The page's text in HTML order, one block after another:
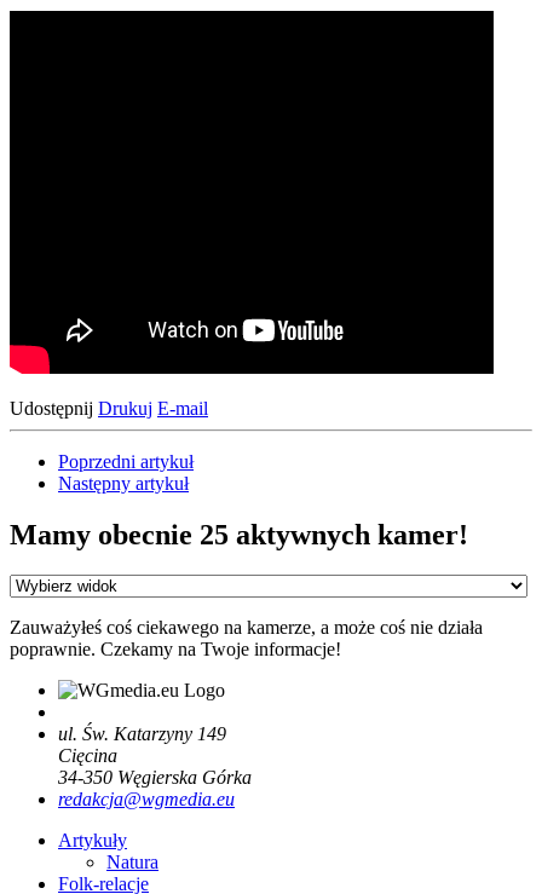
Udostępnij Drukuj E-mail
Poprzedni artykuł
Następny artykuł
Mamy obecnie 25 aktywnych kamer!
Zauważyłeś coś ciekawego na kamerze, a może coś nie działa
poprawnie. Czekamy na Twoje informacje!
ul. Św. Katarzyny 149
Cięcina
34-350 Węgierska Górka
redakcja@wgmedia.eu
Artykuły
Natura
Folk-relacje